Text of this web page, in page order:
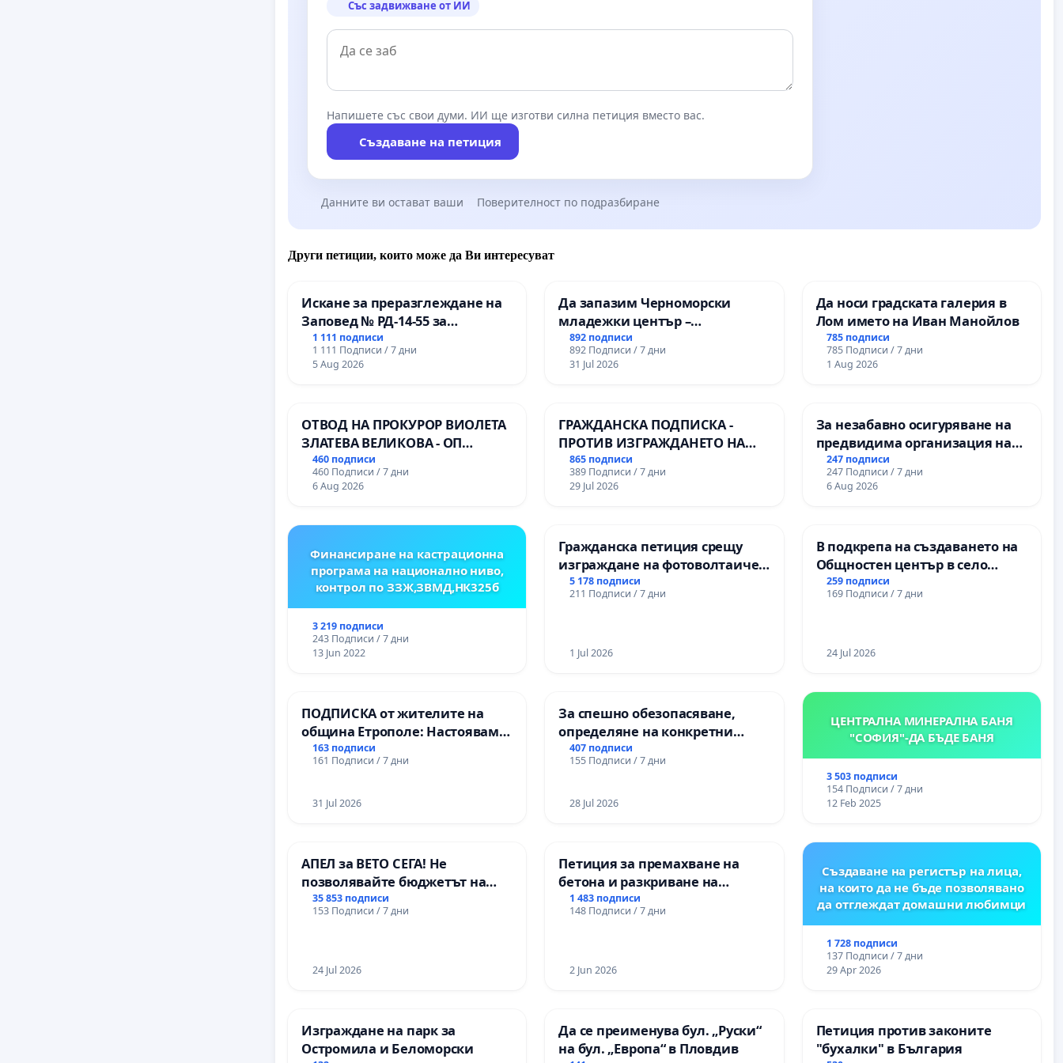
Със задвижване от ИИ
Напишете със свои думи. ИИ ще изготви силна петиция вместо вас.
Създаване на петиция
Данните ви остават ваши Поверителност по подразбиране
Други петиции, които може да Ви интересуват
Искане за преразглеждане на
Заповед № РД-14-55 за
вливането на
Професионалната гимназия по
промишлени технологии в
гр. Пазарджик
1 111 подписи
1 111 Подписи / 7 дни
5 Aug 2026
Да запазим Черноморски
младежки център –
пространство за младите на
Варна
892 подписи
892 Подписи / 7 дни
31 Jul 2026
Да носи градската галерия в
Лом името на Иван Манойлов
785 подписи
785 Подписи / 7 дни
1 Aug 2026
ОТВОД НА ПРОКУРОР ВИОЛЕТА
ЗЛАТЕВА ВЕЛИКОВА - ОП
ДОБРИЧ
460 подписи
460 Подписи / 7 дни
6 Aug 2026
ГРАЖДАНСКА ПОДПИСКА -
ПРОТИВ ИЗГРАЖДАНЕТО НА
ВЪЖЕНА ЛИНИЯ (ЛИФТ) НА
ТЕРИТОРИЯТА НА ПРИРОДНА
ЗАБЕЛЕЖИТЕЛНОСТ „ХЪЛМ НА
865 подписи
389 Подписи / 7 дни
29 Jul 2026
За незабавно осигуряване на
предвидима организация на
учебния процес и гарантиране
на правото на равнопоставено
и качествено образование на
гимназия „
247 подписи
247 Подписи / 7 дни
6 Aug 2026
Финансиране на кастрационна
програма на национално ниво,
контрол по ЗЗЖ,ЗВМД,НК325б
3 219 подписи
243 Подписи / 7 дни
13 Jun 2022
Гражданска петиция срещу
изграждане на фотоволтаичен
парк в с.Прибой, общ. Радомир
5 178 подписи
211 Подписи / 7 дни
1 Jul 2026
В подкрепа на създаването на
Общностен център в село
Църква
259 подписи
169 Подписи / 7 дни
24 Jul 2026
ПОДПИСКА от жителите на
община Етрополе: Настояваме
за ясни гаранции от “Елаците-
МЕД” АД и от държавата, че ще
екологични норми!
163 подписи
161 Подписи / 7 дни
31 Jul 2026
За спешно обезопасяване,
определяне на конкретни
срокове и извършване на
цялостна рехабилитация на
пътен възел АМ „Тракия“ - гр.
407 подписи
155 Подписи / 7 дни
28 Jul 2026
ЦЕНТРАЛНА МИНЕРАЛНА БАНЯ
"СОФИЯ"-ДА БЪДЕ БАНЯ
3 503 подписи
154 Подписи / 7 дни
12 Feb 2025
АПЕЛ за ВЕТО СЕГА! Не
позволявайте бюджетът на
Радев да открадне парите и
правата ни в тъмното
35 853 подписи
153 Подписи / 7 дни
24 Jul 2026
Петиция за премахване на
бетона и разкриване на
античното сърце на
Могиланската могила във
1 483 подписи
148 Подписи / 7 дни
2 Jun 2026
Създаване на регистър на лица,
на които да не бъде позволявано
да отглеждат домашни любимци
1 728 подписи
137 Подписи / 7 дни
29 Apr 2026
Изграждане на парк за
Остромила и Беломорски
Да се преименува бул. „Руски“
на бул. „Европа“ в Пловдив
Петиция против законите
"бухалки" в България